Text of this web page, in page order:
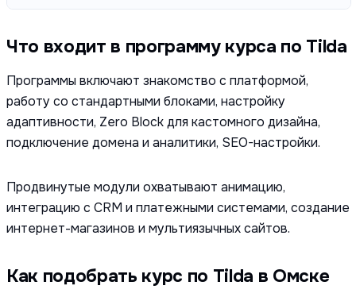
Что входит в программу курса по Tilda
Программы включают знакомство с платформой,
работу со стандартными блоками, настройку
адаптивности, Zero Block для кастомного дизайна,
подключение домена и аналитики, SEO-настройки.
Продвинутые модули охватывают анимацию,
интеграцию с CRM и платежными системами, создание
интернет-магазинов и мультиязычных сайтов.
Как подобрать курс по Tilda в Омске